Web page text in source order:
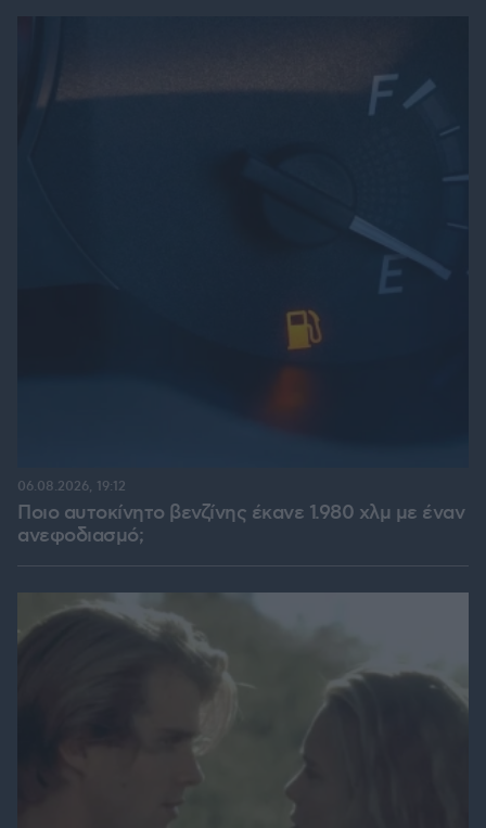
Ποιο αυτοκίνητο βενζίνης έκανε 1.980 χλμ με έναν
ανεφοδιασμό;
06.08.2026, 19:12